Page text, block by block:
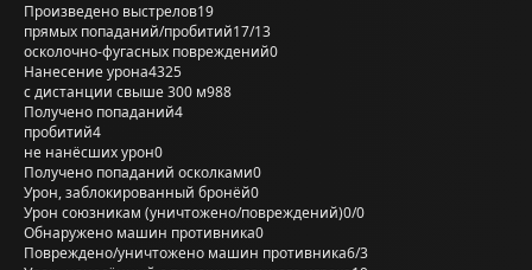
Произведено выстрелов19
прямых попаданий/пробитий17/13
осколочно-фугасных повреждений0
Нанесение урона4325
с дистанции свыше 300 м988
Получено попаданий4
пробитий4
не нанёсших урон0
Получено попаданий осколками0
Урон, заблокированный бронёй0
Урон союзникам (уничтожено/повреждений)0/0
Обнаружено машин противника0
Повреждено/уничтожено машин противника6/3